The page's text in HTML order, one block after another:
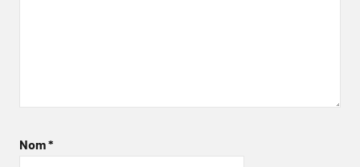
Nom*